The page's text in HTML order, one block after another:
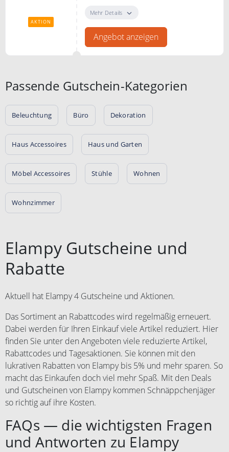
AKTION
Anziehen. Gesunde Glas-
Mehr Details
Angebot anzeigen
Passende Gutschein-Kategorien
Beleuchtung Büro Dekoration
Haus Accessoires Haus und Garten
Möbel Accessoires Stühle Wohnen
Wohnzimmer
Elampy Gutscheine und
Rabatte
Aktuell hat Elampy 4 Gutscheine und Aktionen.
Das Sortiment an Rabattcodes wird regelmäßig erneuert.
Dabei werden für Ihren Einkauf viele Artikel reduziert. Hier
finden Sie unter den Angeboten viele reduzierte Artikel,
Rabattcodes und Tagesaktionen. Sie können mit den
lukrativen Rabatten von Elampy bis 5% und mehr sparen. So
macht das Einkaufen doch viel mehr Spaß. Mit den Deals
und Gutscheinen von Elampy kommen Schnäppchenjäger
so richtig auf ihre Kosten.
FAQs — die wichtigsten Fragen
und Antworten zu Elampy